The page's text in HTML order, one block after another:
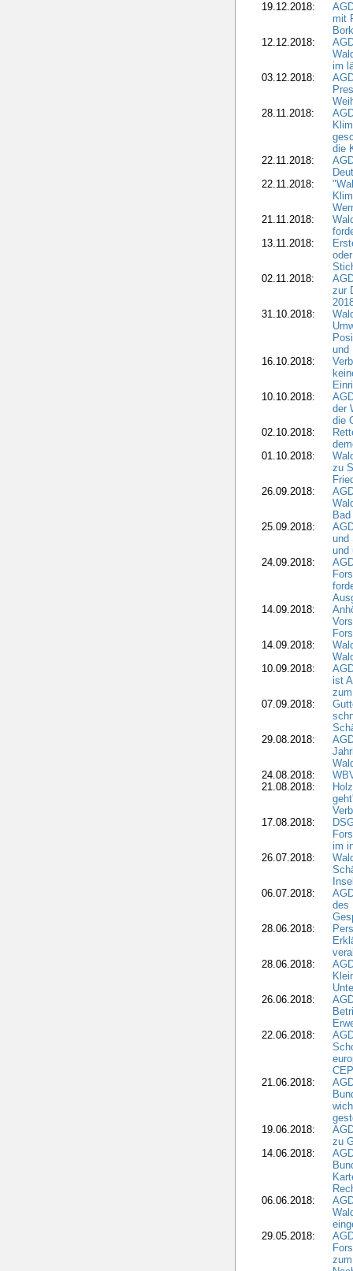
19.12.2018:
mit
12.12.2018:
im
03.12.2018:
28.11.2018:
die
22.11.2018:
22.11.2018:
21.11.2018:
13.11.2018:
02.11.2018:
zur
31.10.2018:
und
16.10.2018:
10.10.2018:
der
die
02.10.2018:
01.10.2018:
zu
26.09.2018:
25.09.2018:
und
und
24.09.2018:
14.09.2018:
14.09.2018:
10.09.2018:
ist
07.09.2018:
29.08.2018:
24.08.2018:
21.08.2018:
17.08.2018:
im
26.07.2018:
06.07.2018:
des
28.06.2018:
28.06.2018:
26.06.2018:
22.06.2018:
21.06.2018:
19.06.2018:
zu
14.06.2018:
06.06.2018:
29.05.2018: